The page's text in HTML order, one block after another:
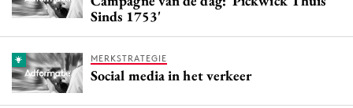
Sinds 1753'
MERKSTRATEGIE
Social media in het verkeer